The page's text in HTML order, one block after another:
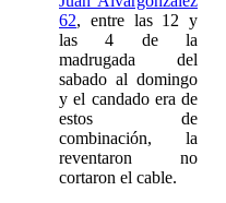
62, entre las 12 y
las 4 de la
madrugada del
sabado al domingo
y el candado era de
estos de
combinación, la
reventaron no
cortaron el cable.